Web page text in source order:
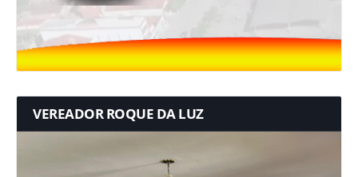
VEREADOR ROQUE DA LUZ